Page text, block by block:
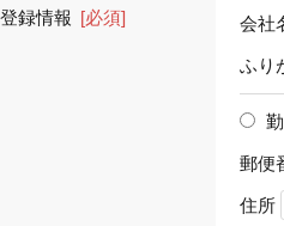
登録情報 [必須] 会社
ふり
郵便
住所